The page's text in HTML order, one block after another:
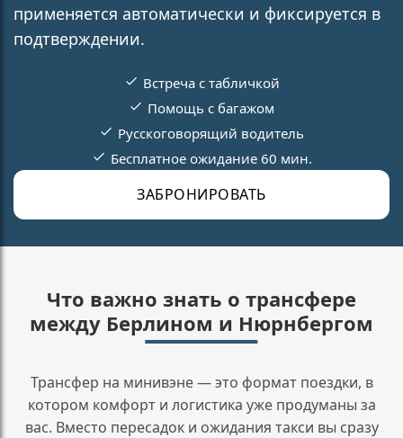
применяется автоматически и фиксируется в
подтверждении.
ЗАБРОНИРОВАТЬ
Встреча с табличкой
Помощь с багажом
Русскоговорящий водитель
Бесплатное ожидание 60 мин.
Что важно знать о трансфере
между Берлином и Нюрнбергом
Трансфер на минивэне — это формат поездки, в
котором комфорт и логистика уже продуманы за
вас. Вместо пересадок и ожидания такси вы сразу